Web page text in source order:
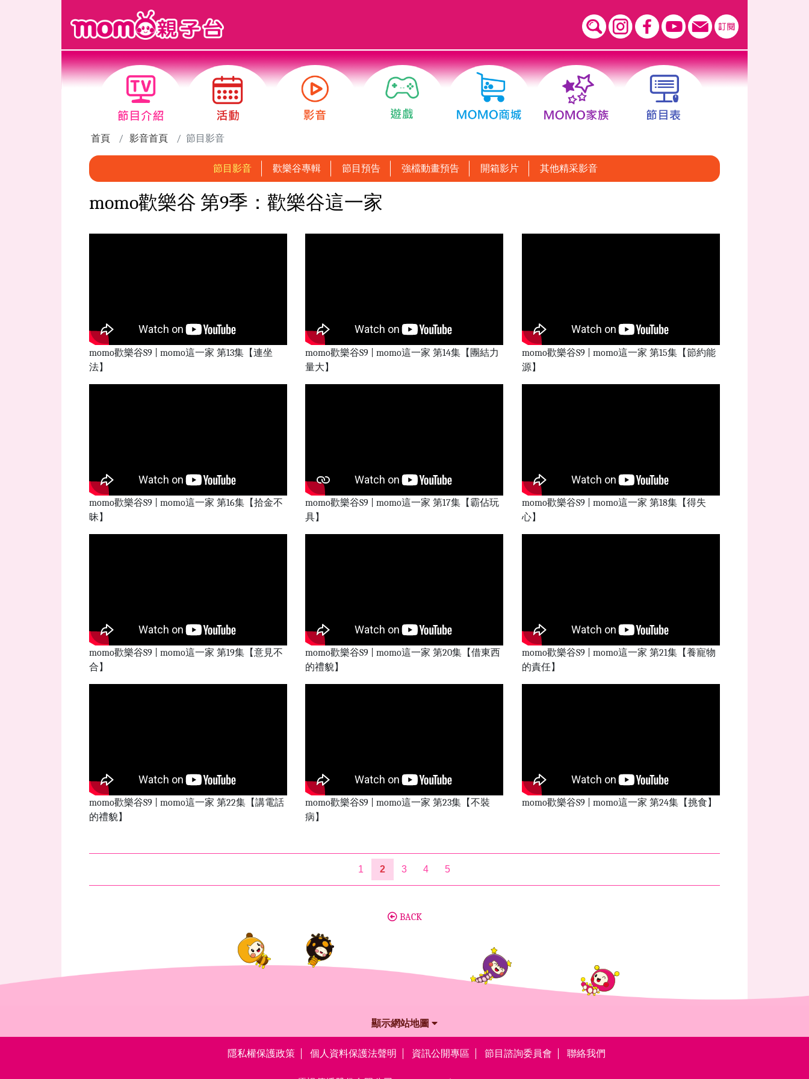
首頁 影音首頁 節目影音
節目影音 歡樂谷專輯 節目預告 強檔動畫預告 開箱影片 其他精采影音
momo歡樂谷 第9季：歡樂谷這一家
momo歡樂谷S9 | momo這一家 第13集【連坐
法】
momo歡樂谷S9 | momo這一家 第14集【團結力
量大】
momo歡樂谷S9 | momo這一家 第15集【節約能
源】
momo歡樂谷S9 | momo這一家 第16集【拾金不
昧】
momo歡樂谷S9 | momo這一家 第17集【霸佔玩
具】
momo歡樂谷S9 | momo這一家 第18集【得失
心】
momo歡樂谷S9 | momo這一家 第19集【意見不
合】
momo歡樂谷S9 | momo這一家 第20集【借東西
的禮貌】
momo歡樂谷S9 | momo這一家 第21集【養寵物
的責任】
momo歡樂谷S9 | momo這一家 第22集【講電話
的禮貌】
momo歡樂谷S9 | momo這一家 第23集【不裝
病】
momo歡樂谷S9 | momo這一家 第24集【挑食】
1 2 3 4 5
BACK
顯示網站地圖
隱私權保護政策 個人資料保護法聲明 資訊公開專區 節目諮詢委員會 聯絡我們